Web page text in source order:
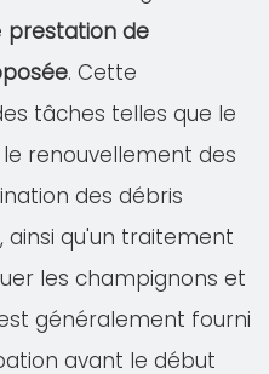
prestation de
. Cette
tâches telles que le
renouvellement des
des débris
ainsi qu'un traitement
les champignons et
généralement fourni
avant le début